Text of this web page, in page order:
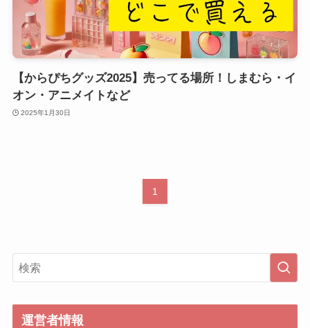
【からぴちグッズ2025】売ってる場所！しまむら・イ
オン・アニメイトなど
2025年1月30日
1
運営者情報